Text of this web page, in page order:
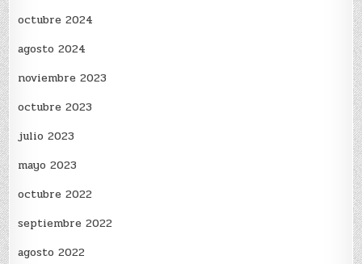
octubre 2024
agosto 2024
noviembre 2023
octubre 2023
julio 2023
mayo 2023
octubre 2022
septiembre 2022
agosto 2022